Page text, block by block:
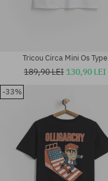
Mărimi existente:
Tricou Circa Mini Os Type
189,90 LEI 130,90 LEI
-33%